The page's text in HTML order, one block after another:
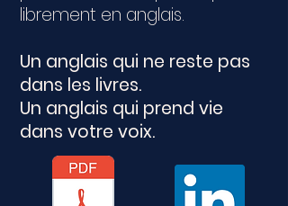
librement en anglais.
Un anglais qui ne reste pas
dans les livres.
Un anglais qui prend vie
dans votre voix.